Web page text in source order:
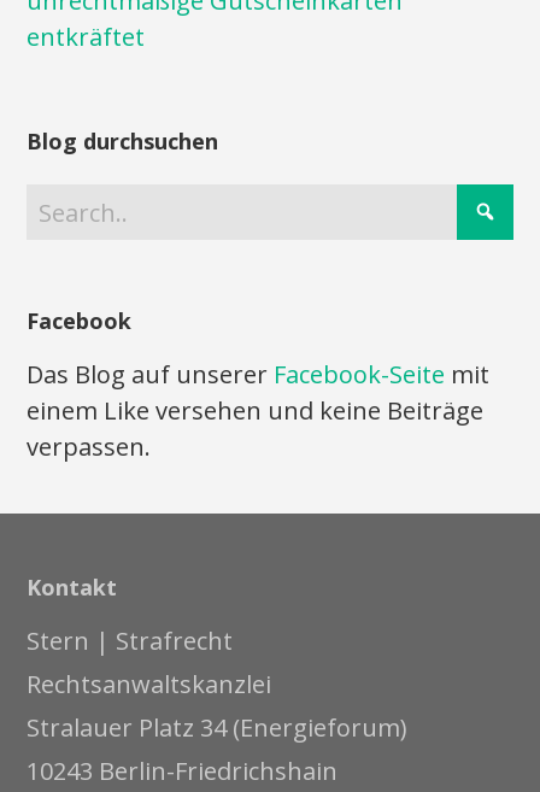
entkräftet
Blog durchsuchen
Facebook
Das Blog auf unserer Facebook-Seite mit
einem Like versehen und keine Beiträge
verpassen.
Kontakt
Stern | Strafrecht
Rechtsanwaltskanzlei
Stralauer Platz 34 (Energieforum)
10243 Berlin-Friedrichshain